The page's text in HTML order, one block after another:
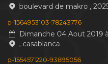
boulevard de makro ,
p-1564953103-78243776
Dimanche 04 Aout 2019 à
, casablanca
p-1554571220-93895056